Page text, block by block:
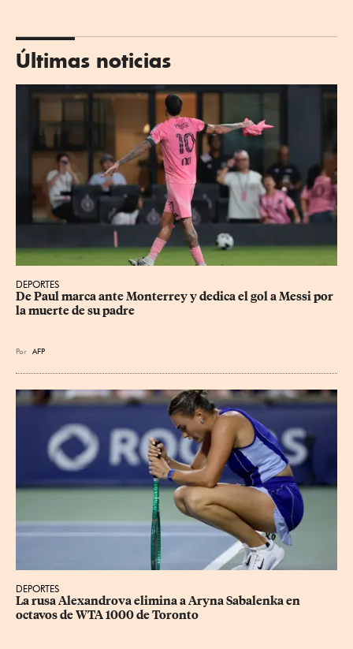
Últimas noticias
DEPORTES
De Paul marca ante Monterrey y dedica el gol a Messi por
la muerte de su padre
Por AFP
DEPORTES
La rusa Alexandrova elimina a Aryna Sabalenka en
octavos de WTA 1000 de Toronto